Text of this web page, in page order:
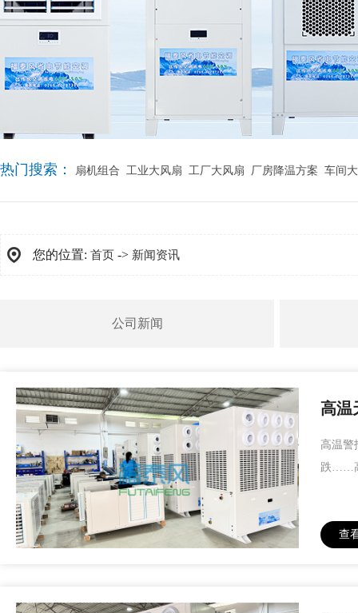
热门搜索： 扇机组合 工业大风扇 工厂大风扇 厂房降温方案 车间
您的位置: 首页 -> 新闻资讯
公司新闻
高温
高温警
跌……
查